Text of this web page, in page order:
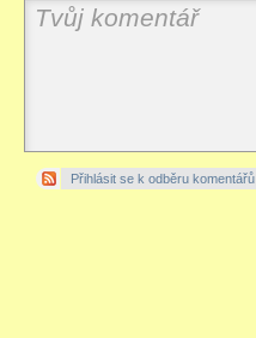
Přihlásit se k odběru komentářů